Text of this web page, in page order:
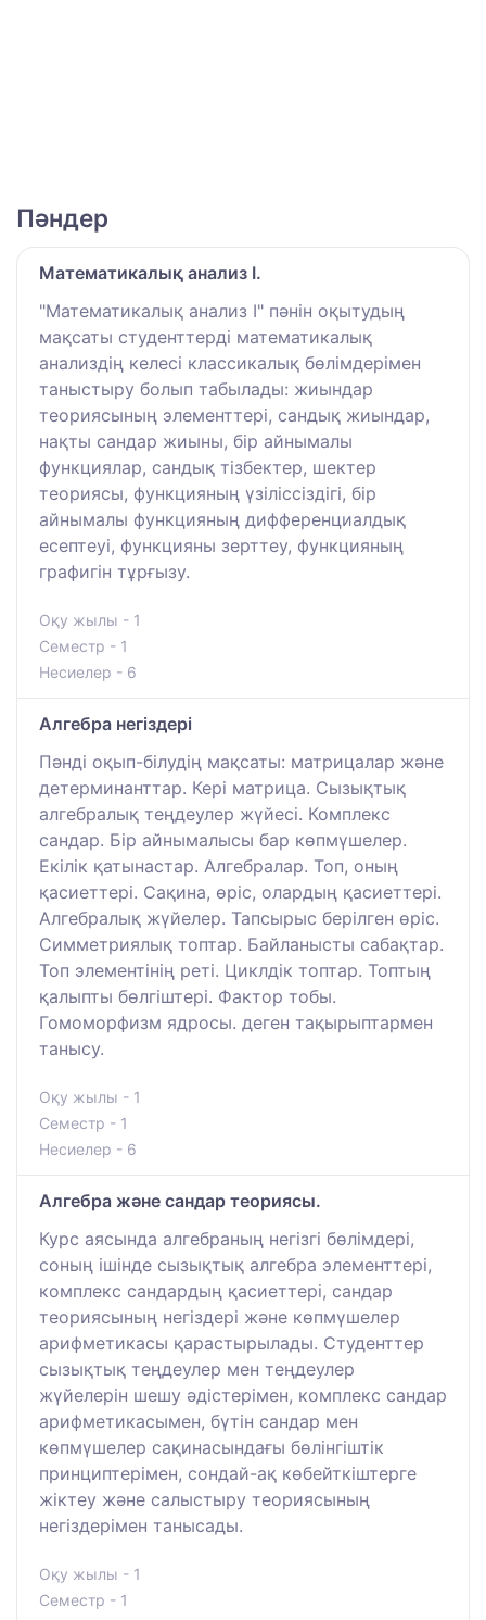
Пәндер
Математикалық анализ I.
"Математикалық анализ I" пәнін оқытудың
мақсаты студенттерді математикалық
анализдің келесі классикалық бөлімдерімен
таныстыру болып табылады: жиындар
теориясының элементтері, сандық жиындар,
нақты сандар жиыны, бір айнымалы
функциялар, сандық тізбектер, шектер
теориясы, функцияның үзіліссіздігі, бір
айнымалы функцияның дифференциалдық
есептеуі, функцияны зерттеу, функцияның
графигін тұрғызу.
Оқу жылы - 1
Семестр - 1
Несиелер - 6
Алгебра негіздері
Пәнді оқып-білудің мақсаты: матрицалар және
детерминанттар. Кері матрица. Сызықтық
алгебралық теңдеулер жүйесі. Комплекс
сандар. Бір айнымалысы бар көпмүшелер.
Екілік қатынастар. Алгебралар. Топ, оның
қасиеттері. Сақина, өріс, олардың қасиеттері.
Алгебралық жүйелер. Тапсырыс берілген өріс.
Симметриялық топтар. Байланысты сабақтар.
Топ элементінің реті. Циклдік топтар. Топтың
қалыпты бөлгіштері. Фактор тобы.
Гомоморфизм ядросы. деген тақырыптармен
танысу.
Оқу жылы - 1
Семестр - 1
Несиелер - 6
Алгебра және сандар теориясы.
Курс аясында алгебраның негізгі бөлімдері,
соның ішінде сызықтық алгебра элементтері,
комплекс сандардың қасиеттері, сандар
теориясының негіздері және көпмүшелер
арифметикасы қарастырылады. Студенттер
сызықтық теңдеулер мен теңдеулер
жүйелерін шешу әдістерімен, комплекс сандар
арифметикасымен, бүтін сандар мен
көпмүшелер сақинасындағы бөлінгіштік
принциптерімен, сондай-ақ көбейткіштерге
жіктеу және салыстыру теориясының
негіздерімен танысады.
Оқу жылы - 1
Семестр - 1